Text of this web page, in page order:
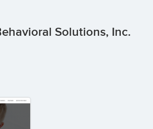
Solutions, Inc.